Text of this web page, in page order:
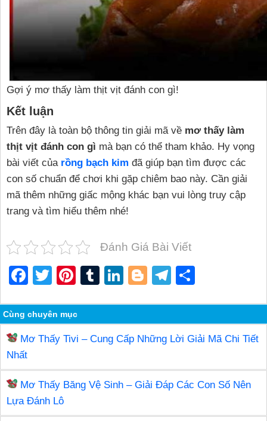
Gợi ý mơ thấy làm thịt vịt đánh con gì!
Kết luận
Trên đây là toàn bộ thông tin giải mã về mơ thấy làm
thịt vịt đánh con gì mà bạn có thể tham khảo. Hy vọng
bài viết của rồng bạch kim đã giúp bạn tìm được các
con số chuẩn để chơi khi gặp chiêm bao này. Cần giải
mã thêm những giấc mộng khác bạn vui lòng truy cập
trang và tìm hiểu thêm nhé!
Đánh Giá Bài Viết
F
c
e
o
o
k
T
tt
er
Pi
er
e
T
bl
Li
e
dI
n
Bl
g
er
T
gr
m
e
Cùng chuyên mục
Mơ Thấy Tivi – Cung Cấp Những Lời Giải Mã Chi Tiết
Nhất
Mơ Thấy Băng Vệ Sinh – Giải Đáp Các Con Số Nên
Lựa Đánh Lô